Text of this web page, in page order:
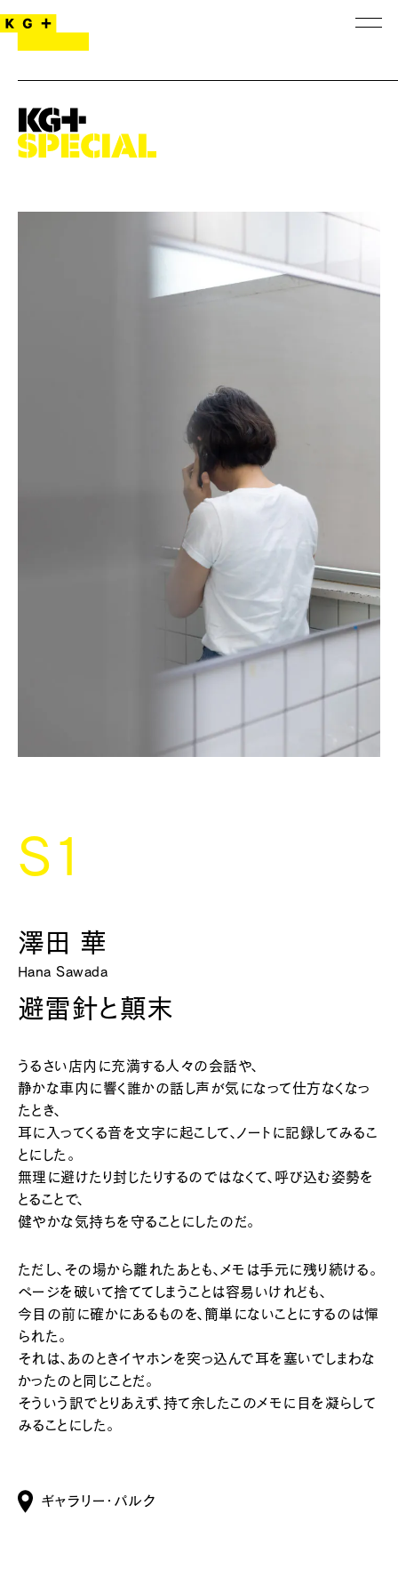
S1
澤田 華
Hana Sawada
避雷針と顛末
うるさい店内に充満する人々の会話や、
静かな車内に響く誰かの話し声が気になって仕方なくなっ
たとき、
耳に入ってくる音を文字に起こして、ノートに記録してみるこ
とにした。
無理に避けたり封じたりするのではなくて、呼び込む姿勢を
とることで、
健やかな気持ちを守ることにしたのだ。
ただし、その場から離れたあとも、メモは手元に残り続ける。
ページを破いて捨ててしまうことは容易いけれども、
今目の前に確かにあるものを、簡単にないことにするのは憚
られた。
それは、あのときイヤホンを突っ込んで耳を塞いでしまわな
かったのと同じことだ。
そういう訳でとりあえず、持て余したこのメモに目を凝らして
みることにした。
ギャラリー・パルク